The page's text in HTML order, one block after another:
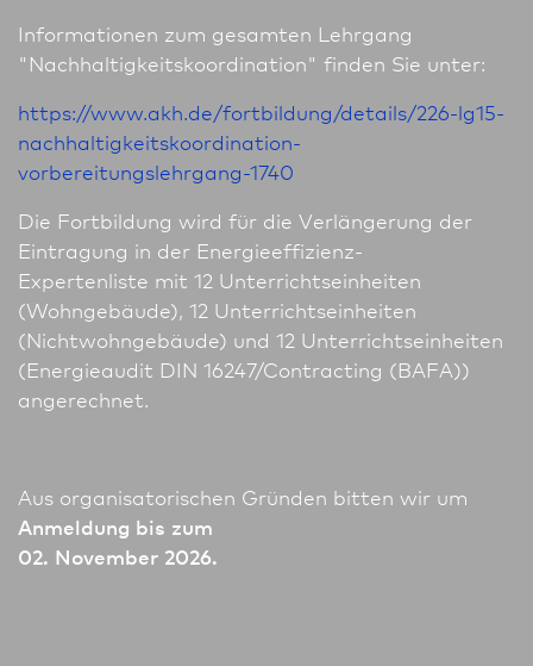
In­for­ma­tio­nen zum gesamten Lehrgang
"Nachhaltigkeits­koordination" finden Sie unter:
https://www.akh.de/fortbildung/details/226-lg15-
nach­haltigkeitskoordination-
vorbereitungslehrgang-1740
Die Fortbildung wird für die Verlängerung der
Eintragung in der Energieeffizienz-
Expertenliste mit 12 Unter­richts­einheiten
(Wohngebäude), 12 Unter­richts­einheiten
(Nichtwohngebäude) und 12 Unter­richts­einheiten
(Energieaudit DIN 16247/Contracting (BAFA))
angerechnet.
Aus organisatorischen Gründen bitten wir um
Anmeldung bis zum
02. November 2026.